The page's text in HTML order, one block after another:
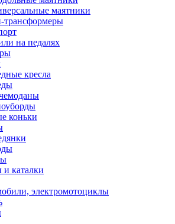
маятники
трансформеры
на педалях
кресла
коньки
и каталки
электромотоциклы